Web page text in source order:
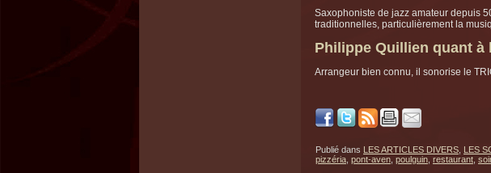
Saxophoniste de jazz amateur depuis
traditionnelles, particulièrement la
Philippe Quillien quant
Arrangeur bien connu, il sonorise le
Publié dans LES ARTICLES DIVERS LES
pizzéria pont-aven poulguin restaurant